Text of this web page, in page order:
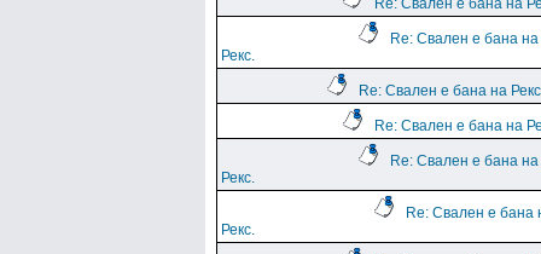
Re: Свален е бана на
Re: Свален е бана на
Рекс.
Re: Свален е бана на
Re: Свален е бана на
Re: Свален е бана на
Рекс.
Re: Свален е бана
Рекс.